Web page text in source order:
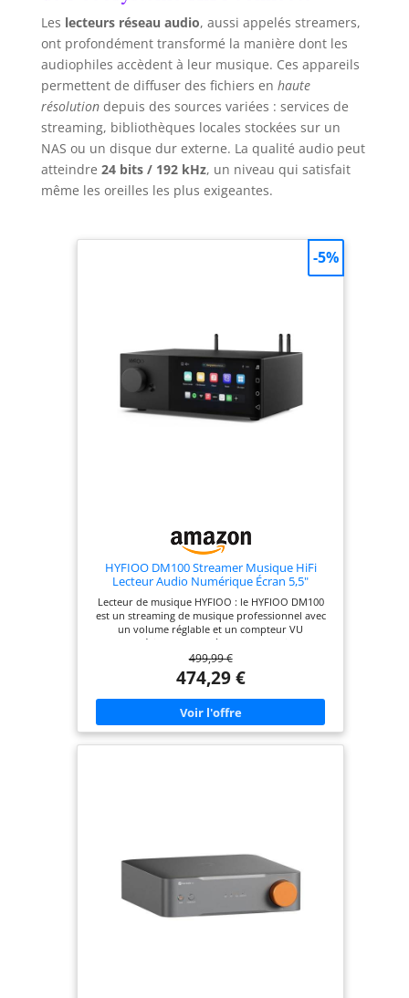
Les lecteurs réseau audio, aussi appelés streamers,
ont profondément transformé la manière dont les
audiophiles accèdent à leur musique. Ces appareils
permettent de diffuser des fichiers en haute
résolutiondepuis des sources variées : services de
streaming, bibliothèques locales stockées sur un
NAS ou un disque dur externe. La qualité audio peut
atteindre 24 bits / 192 kHz, un niveau qui satisfait
même les oreilles les plus exigeantes.
HYFIOO DM100 Streamer Musique HiFi
Lecteur Audio Numérique Écran 5,5"
Lecteur de musique HYFIOO : le HYFIOO DM100
est un streaming de musique professionnel avec
un volume réglable et un compteur VU
numérique. Un système de streaming
profondément adapté basé sur Android 14,
équipé de 8 + 64 Go, offre des performances
système puissantes ainsi que des opérations
fluides et stables. Prend en charge l'extension SSD
jusqu'à 4 To pour stocker de grandes quantités de
musique haute résolution. N'utilisez pas de
mémoire d'extension supérieure à 4 To. Design
Bluetooth 5.4 et Wi-Fi 6 double bande pour une
transmission sans fil stable et rapide. Prend en
charge le contrôle par smartphone, tablette et
ordinateur. Installation d'applications tierces telles
que Apple Music, TIDAL et Spotify possible - pour
499,99 €
474,29 €
-5%